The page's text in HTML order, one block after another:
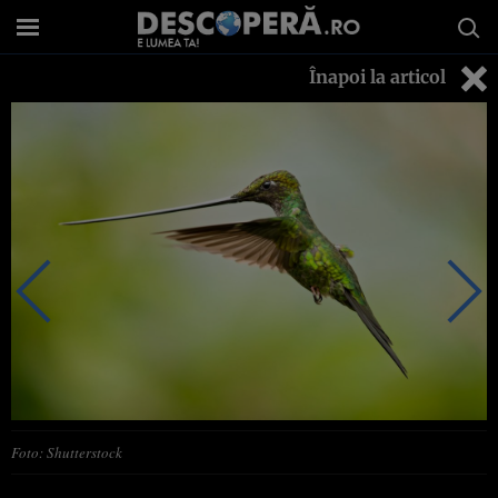
Înapoi la articol
Foto: Shutterstock